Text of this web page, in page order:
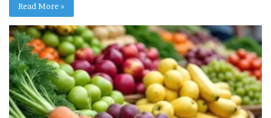
Read More »